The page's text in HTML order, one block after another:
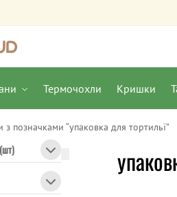
Термочохли Кришки
з позначками “упаковка для тортильї”